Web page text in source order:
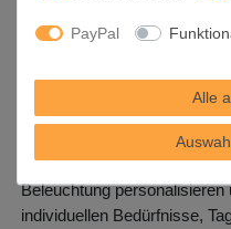
fungiert hierbei sozusagen
Aktivierung über den Wand-
abgerufen werden können
Mit der Szenenfunktion in
Beleuchtung
individuellen Bedürfnisse,
PayPal
Alle